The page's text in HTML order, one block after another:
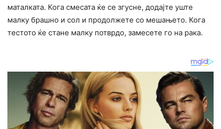
маталката. Кога смесата ќе се згусне, додајте уште
малку брашно и сол и продолжете со мешањето. Кога
тестото ќе стане малку потврдо, замесете го на рака.